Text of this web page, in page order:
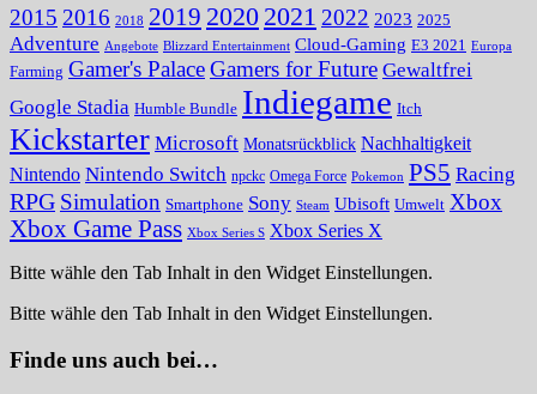
2015 2016 2018 2019 2020 2021 2022 2023 2025
Adventure Angebote Blizzard Entertainment Cloud-Gaming E3 2021 Europa
Farming Gamer's PalaceGamers for Future Gewaltfrei
Google Stadia Humble Bundle Indiegame Itch
Kickstarter Microsoft Monatsrückblick Nachhaltigkeit
Nintendo Nintendo Switch npckc Omega Force Pokemon PS5 Racing
RPG Simulation Smartphone Sony Steam Ubisoft Umwelt Xbox
Xbox Game Pass Xbox Series S Xbox Series X
Bitte wähle den Tab Inhalt in den Widget Einstellungen.
Bitte wähle den Tab Inhalt in den Widget Einstellungen.
Finde uns auch bei…